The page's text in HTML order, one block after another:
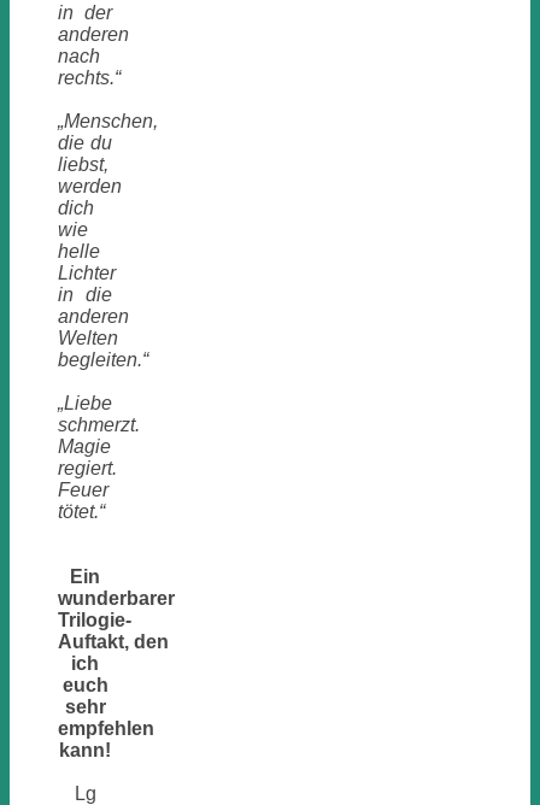
in der
anderen
nach
rechts.“
„Menschen,
die du
liebst,
werden
dich
wie
helle
Lichter
in die
anderen
Welten
begleiten.“
„Liebe
schmerzt.
Magie
regiert.
Feuer
tötet.“
Ein
wunderbarer
Trilogie-
Auftakt, den
ich
euch
sehr
empfehlen
kann!
Lg